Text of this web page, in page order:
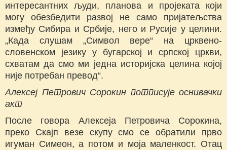
интересантних људи, планова и пројеката који
могу обезбедити развој не само пријатељства
између Сибира и Србије, него и Русије у целини.
„Када слушам „Символ вере“ на црквено-
словенском језику у бугарској и српској цркви,
схватам да смо ми једна историјска целина којој
није потребан превод“.
Алексеј Петрович Сорокин потписује оснивачки
акт
После говора Алексеја Петровича Сорокина,
преко Скајп везе скупу смо се обратили прво
игуман Симеон, а потом и моја маленкост. Отац